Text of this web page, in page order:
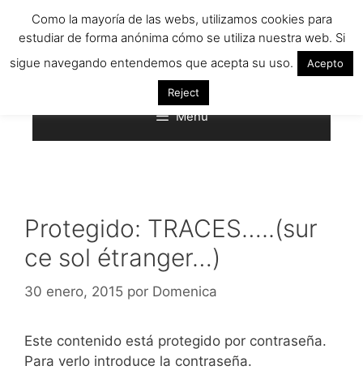
Menú
Protegido: TRACES…..(sur
ce sol étranger…)
30 enero, 2015 por Domenica
Este contenido está protegido por contraseña.
Para verlo introduce la contraseña.
Como la mayoría de las webs, utilizamos cookies para
estudiar de forma anónima cómo se utiliza nuestra web. Si
sigue navegando entendemos que acepta su uso.
Acepto
Reject